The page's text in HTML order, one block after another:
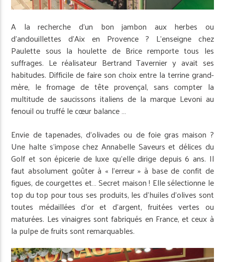
A la recherche d’un bon jambon aux herbes ou
d’andouillettes d’Aix en Provence ? L’enseigne chez
Paulette sous la houlette de Brice remporte tous les
suffrages. Le réalisateur Bertrand Tavernier y avait ses
habitudes. Difficile de faire son choix entre la terrine grand-
mère, le fromage de tête provençal, sans compter la
multitude de saucissons italiens de la marque Levoni au
fenouil ou truffé le cœur balance …
Envie de tapenades, d’olivades ou de foie gras maison ?
Une halte s’impose chez Annabelle Saveurs et délices du
Golf et son épicerie de luxe qu’elle dirige depuis 6 ans. Il
faut absolument goûter à « l’erreur » à base de confit de
figues, de courgettes et… Secret maison ! Elle sélectionne le
top du top pour tous ses produits, les d’huiles d’olives sont
toutes médaillées d’or et d’argent, fruitées vertes ou
maturées. Les vinaigres sont fabriqués en France, et ceux à
la pulpe de fruits sont remarquables.